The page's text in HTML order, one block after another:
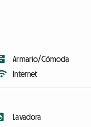
Armario/Cómoda
Internet
Lavadora